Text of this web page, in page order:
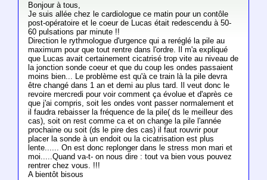
Bonjour à tous,
Je suis allée chez le cardiologue ce matin pour un contôle
post-opératoire et le coeur de Lucas était redescendu à 50-
60 pulsations par minute !!
Direction le rythmologue d'urgence qui a reréglé la pile au
maximum pour que tout rentre dans l'ordre. Il m'a expliqué
que Lucas avait certainement cicatrisé trop vite au niveau de
la jonction sonde coeur et que du coup les ondes passaient
moins bien... Le problème est qu'à ce train là la pile devra
être changé dans 1 an et demi au plus tard. Il veut donc le
revoire mercredi pour voir comment ça évolue et d'après ce
que j'ai compris, soit les ondes vont passer normalement et
il faudra rebaisser la fréquence de la pile( ds le meilleur des
cas), soit on rest comme ca et on change la pile l'année
prochaine ou soit (ds le pire des cas) il faut rouvrir pour
placer la sonde à un endoit ou la cicatrisation est plus
lente...... On est donc replonger dans le stress mon mari et
moi.....Quand va-t- on nous dire : tout va bien vous pouvez
rentrer chez vous. !!!
A bientôt bisous